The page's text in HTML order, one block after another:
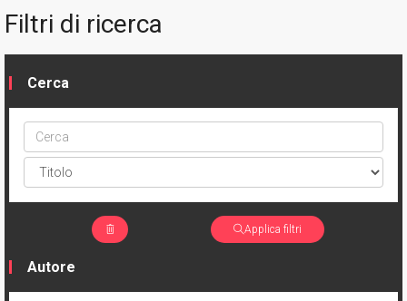
Filtri di ricerca
Cerca
Cerca
ptype
Applica filtri
Autore